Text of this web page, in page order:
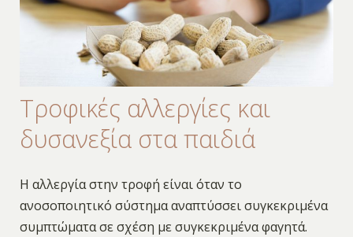
Τροφικές αλλεργίες και
δυσανεξία στα παιδιά
Η αλλεργία στην τροφή είναι όταν το
ανοσοποιητικό σύστημα αναπτύσσει συγκεκριμένα
συμπτώματα σε σχέση με συγκεκριμένα φαγητά.